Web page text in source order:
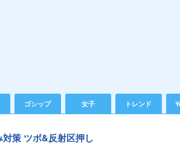
ゴシップ 女子 トレンド
策 ツボ&反射区押し